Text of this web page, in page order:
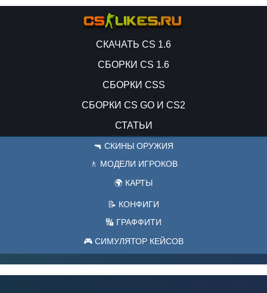
СКАЧАТЬ CS 1.6
СБОРКИ CS 1.6
СБОРКИ CSS
СБОРКИ CS GO И CS2
СТАТЬИ
🔫 СКИНЫ ОРУЖИЯ
🚶 МОДЕЛИ ИГРОКОВ
🌍 КАРТЫ
📝 КОНФИГИ
🔣 ГРАФФИТИ
🎮 СИМУЛЯТОР КЕЙСОВ